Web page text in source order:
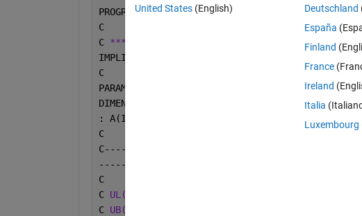
PROGRAM IMPLISIT
C
C *** PROGRAM PENYELESAIAN PERSAMAAN HYPERBOLIK
IMPLICIT
C
PARAMETER( IMX=1000 )
DIMENSION
: A(IMX),B(IMX),C(IMX),D(IMX)
C
-----------
C
C UL(I) = HARGA LAMA VARIABLE PADA TITIK I
C UB(I) = HARGA BARU VARIABLE PADA TITIK I
United States (English)
Deutschland
España
Finland
France
Ireland
Italia
Luxembourg